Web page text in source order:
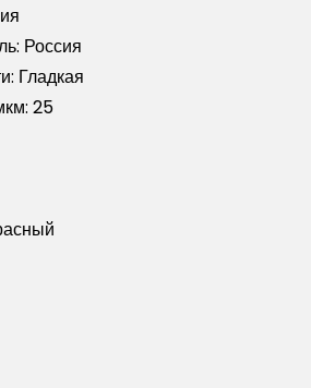
Россия
Гладкая
25